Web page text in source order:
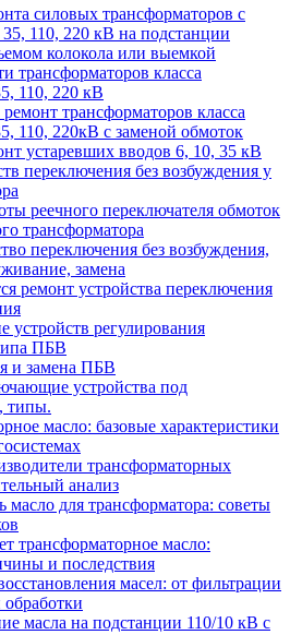
силовых трансформаторов с
110, 220 кВ на подстанции
колокола или выемкой
трансформаторов класса
110, 220 кВ
трансформаторов класса
110, 220кВ с заменой обмоток
устаревших вводов 6, 10, 35 кВ
переключения без возбуждения у
реечного переключателя обмоток
трансформатора
переключения без возбуждения,
замена
ремонт устройства переключения
устройств регулирования
ПБВ
и замена ПБВ
устройства под
типы.
масло: базовые характеристики
трансформаторных
анализ
масло для трансформатора: советы
трансформаторное масло:
и последствия
масел: от фильтрации
масла на подстанции 110/10 кВ с